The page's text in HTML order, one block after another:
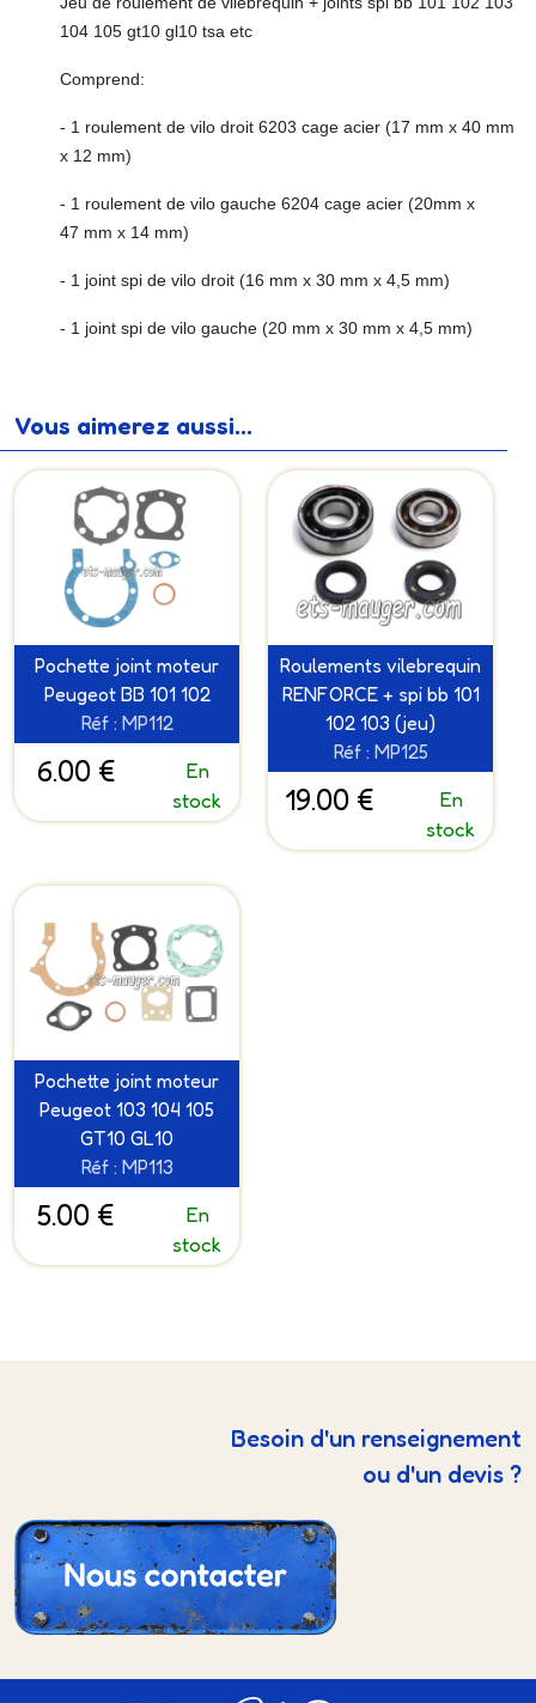
104 105 gt10 gl10 tsa etc
Comprend:
- 1 roulement de vilo droit 6203 cage acier (17 mm x 40 mm
x 12 mm)
- 1 roulement de vilo gauche 6204 cage acier (20mm x
47 mm x 14 mm)
- 1 joint spi de vilo droit (16 mm x 30 mm x 4,5 mm)
- 1 joint spi de vilo gauche (20 mm x 30 mm x 4,5 mm)
Vous aimerez aussi...
Pochette joint moteur
Peugeot BB 101 102
Réf : MP112
6.00 €
En
stock
Roulements vilebrequin
RENFORCE + spi bb 101
102 103 (jeu)
Réf : MP125
19.00 €
En
stock
Pochette joint moteur
Peugeot 103 104 105
GT10 GL10
Réf : MP113
5.00 €
En
stock
Besoin d'un renseignement
ou d'un devis ?